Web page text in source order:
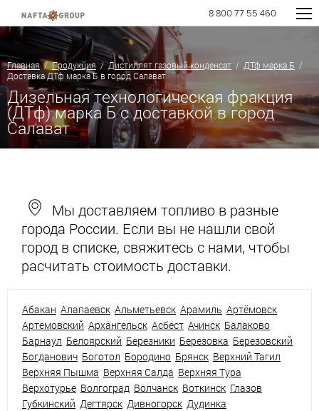
8 800 77 55 460
Главная/Продукция/Дистиллят газовый конденсат / ДТф марка Б /
Доставка ДТф марка Б в город Салават
Дизельная технологическая фракция
(ДТф) марка Б с доставкой в город
Салават
Мы доставляем топливо в разные
города России. Если вы не нашли свой
город в списке, свяжитесь с нами, чтобы
расчитать стоимость доставки.
Абакан Алапаевск Альметьевск Арамиль Артёмовск
Артемовский Архангельск Асбест Ачинск Балаково
Барнаул Белоярский Березники Березовка Березовский
Богданович Боготол Бородино Брянск Верхний Тагил
Верхняя Пышма Верхняя Салда Верхняя Тура
Верхотурье Волгоград Волчанск Воткинск Глазов
Губкинский Дегтярск Дивногорск Дудинка